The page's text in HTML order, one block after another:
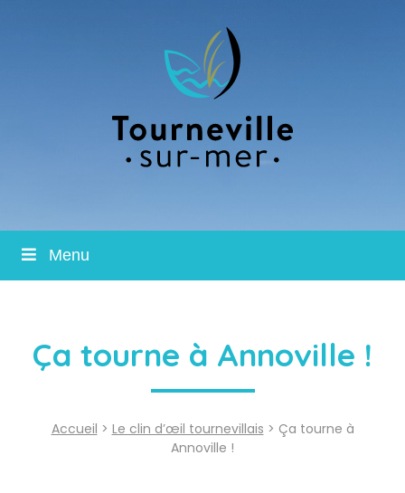
Menu
Ça tourne à Annoville !
Accueil > Le clin d’œil tournevillais > Ça tourne à
Annoville !